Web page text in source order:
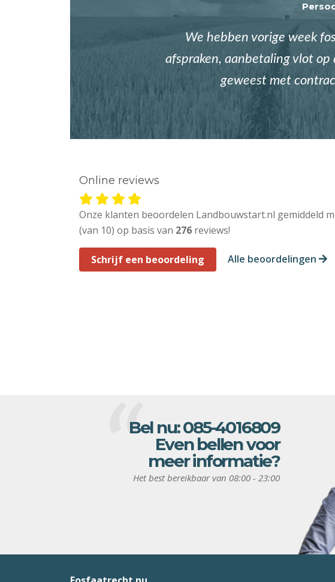
We hebben vorige week
afspraken, aanbetaling vlot op
geweest met
Online reviews
Onze klanten beoordelen Landbouwstart.nl gemiddeld
(van 10) op basis van 276 reviews!
Schrijf een beoordeling Alle beoordelingen
Bel nu:085-4016809
Even bellen voor
meer informatie?
Het best bereikbaar van 08:00 - 23:00